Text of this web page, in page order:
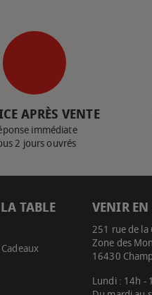
APRÈS VENTE
immédiate
2 jours ouvrés
TABLE VENIR
251 rue de la
Zone des
16430
Lundi : 14h -